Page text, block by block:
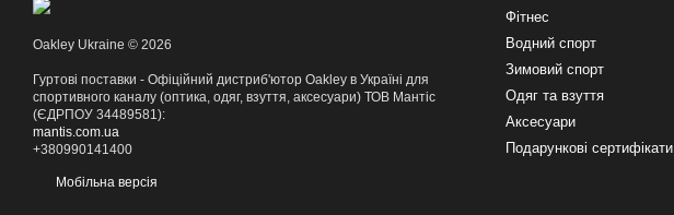
Oakley Ukraine © 2026
Гуртові поставки - Офіційний дистриб'ютор Oakley в Україні для
спортивного каналу (оптика, одяг, взуття, аксесуари) ТОВ Мантіс
(ЄДРПОУ 34489581):
mantis.com.ua
+380990141400
Мобільна версія
Фітнес
Водний спорт
Зимовий спорт
Одяг та взуття
Аксесуари
Подарункові сертифікати